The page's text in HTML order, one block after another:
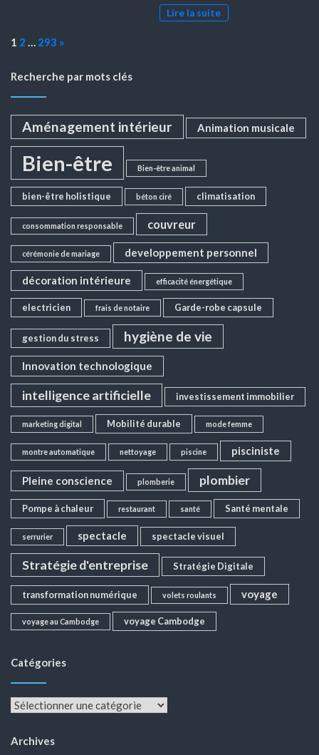
Lire la suite
Page:
1 2 … 293 Next
»
Recherche par mots clés
Aménagement intérieur Animation musicale
Bien-être Bien-être animal
bien-être holistique béton ciré climatisation
consommation responsable couvreur
cérémonie de mariage developpement personnel
décoration intérieure efficacité énergétique
electricien frais de notaire Garde-robe capsule
gestion du stress hygiène de vie
Innovation technologique
intelligence artificielle investissement immobilier
marketing digital Mobilité durable mode femme
montre automatique nettoyage piscine pisciniste
Pleine conscience plomberie plombier
Pompe à chaleur restaurant santé Santé mentale
serrurier spectacle spectacle visuel
Stratégie d'entreprise Stratégie Digitale
transformation numérique volets roulants voyage
voyage au Cambodge voyage Cambodge
Catégories
Catégories
Archives